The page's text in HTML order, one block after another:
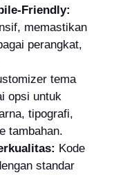
Friendly:
memastikan
perangkat,
tema
opsi untuk
tipografi,
tambahan.
Kode
standar